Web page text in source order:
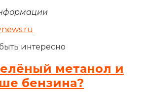
интересно
метанол и
бензина?